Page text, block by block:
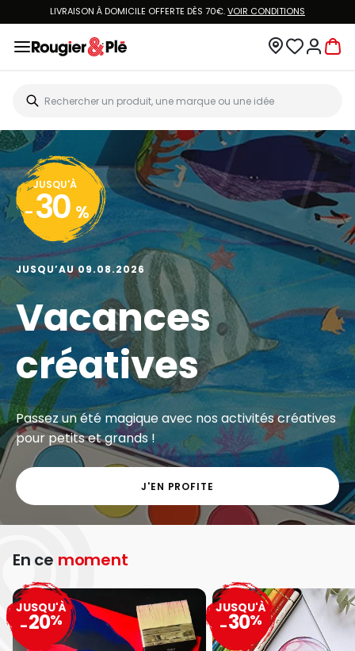
LIVRAISON À DOMICILE OFFERTE DÈS 70€.VOIR CONDITIONS
JUSQU'À
- 30 %
JUSQU’AU 09.08.2026
Vacances
créatives
Passez un été magique avec nos activités créatives
pour petits et grands !
J'EN PROFITE
En ce moment
JUSQU'À
-20%
JUSQU'À
-30%